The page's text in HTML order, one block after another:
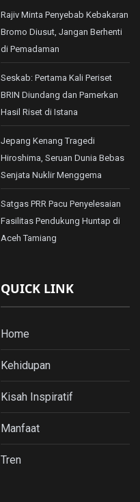
Rajiv Minta Penyebab Kebakaran
Bromo Diusut, Jangan Berhenti
di Pemadaman
Seskab: Pertama Kali Periset
BRIN Diundang dan Pamerkan
Hasil Riset di Istana
Jepang Kenang Tragedi
Hiroshima, Seruan Dunia Bebas
Senjata Nuklir Menggema
Satgas PRR Pacu Penyelesaian
Fasilitas Pendukung Huntap di
Aceh Tamiang
QUICK LINK
Home
Kehidupan
Kisah Inspiratif
Manfaat
Tren